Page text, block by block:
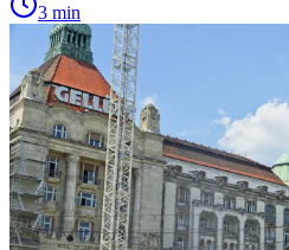
3 min